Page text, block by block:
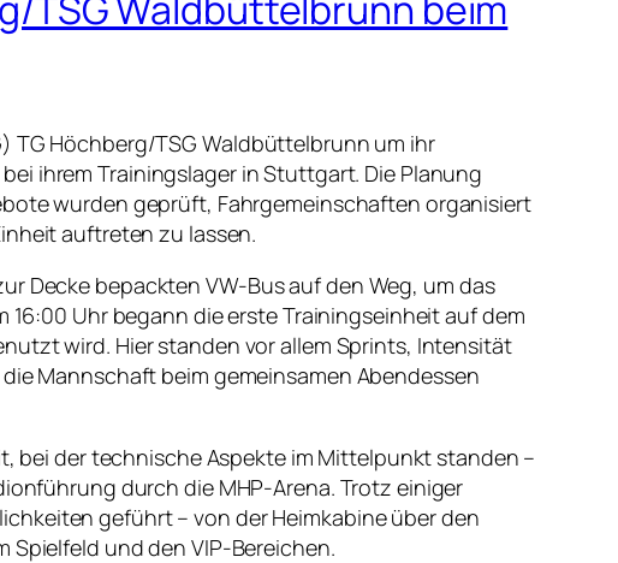
TG Höchberg/TSG Waldbüttelbrunn um ihr
ihrem Trainingslager in Stuttgart. Die Planung
wurden geprüft, Fahrgemeinschaften organisiert
auftreten zu lassen.
Decke bepackten VW-Bus auf den Weg, um das
Uhr begann die erste Trainingseinheit auf dem
wird. Hier standen vor allem Sprints, Intensität
Mannschaft beim gemeinsamen Abendessen
bei der technische Aspekte im Mittelpunkt standen –
durch die MHP-Arena. Trotz einiger
geführt – von der Heimkabine über den
und den VIP-Bereichen.